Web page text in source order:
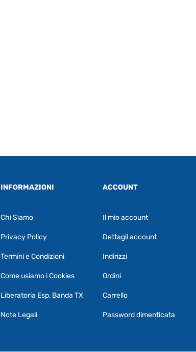
INFORMAZIONI
Chi Siamo
Privacy Policy
Termini e Condizioni
Come usiamo i Cookies
Liberatoria Esp, Banda TX
Note Legali
ACCOUNT
Il mio account
Dettagli account
Indirizzi
Ordini
Carrello
Password dimenticata